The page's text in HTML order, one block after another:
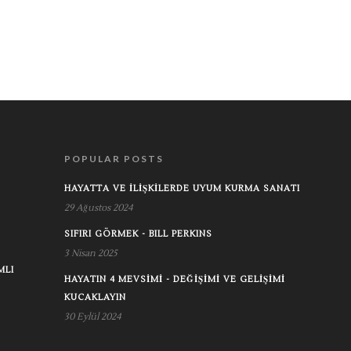
POPULAR POSTS
HAYATTA VE İLIŞKILERDE UYUM KURMA SANATI
29 Ağustos 2024
SIFIRI GÖRMEK - BILL PERKINS
3 Nisan 2025
HAYATIN 4 MEVSIMI - DEĞIŞIMI VE GELIŞIMI
KUCAKLAYIN
30 Eylül 2024